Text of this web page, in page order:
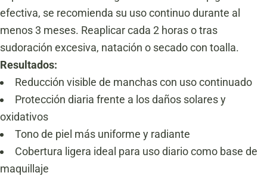
efectiva, se recomienda su uso continuo durante al
menos 3 meses. Reaplicar cada 2 horas o tras
sudoración excesiva, natación o secado con toalla.
Resultados:
Reducción visible de manchas con uso continuado
Protección diaria frente a los daños solares y
oxidativos
Tono de piel más uniforme y radiante
Cobertura ligera ideal para uso diario como base de
maquillaje